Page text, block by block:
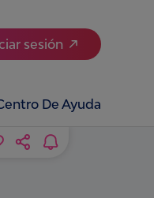
sesión
De Ayuda